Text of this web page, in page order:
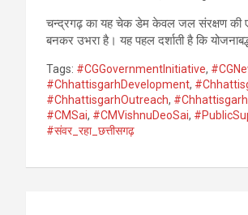
चन्द्रगढ़ का यह चेक डेम केवल जल संरक्षण की
बनकर उभरा है। यह पहल दर्शाती है कि
Tags: #CGGovernmentInitiative,
#ChhattisgarhDevelopment,
#ChhattisgarhOutreach,
#CMSai, #CMVishnuDeoSai,
#संवर_रहा_छत्तीसगढ़